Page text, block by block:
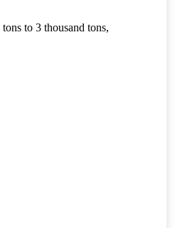
to 3 thousand tons,